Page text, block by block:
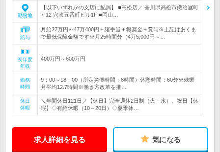
勤務地
【以下いずれかの支店に配属】 ■高松店／ 香川県高松市鍛冶屋町
7-12 穴吹五番町ビル1F ■岡山…
給与
月給27万円～47万400円＋諸手当＋報奨金＋賞与※上記はあくま
で最低保障金額です※月25時間分（4万5,000円～…
初年度
年収
400万円～600万円
勤務
時間
9：00～18：00（所定労働時間：8時間）休憩時間：60分※残業
月平均12.7時間※働き方改革を推…
休日
休暇
＼年間休日121日／【休日】完全週休2日制（火・水）、祝日【休
暇】◇有給休暇（10～20日）◇夏季休…
求人詳細を見る 気になる